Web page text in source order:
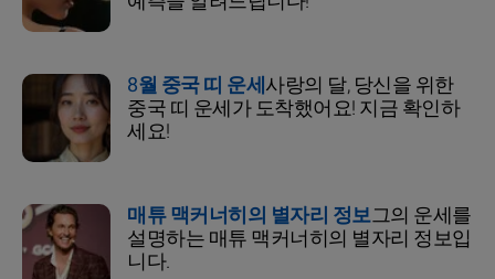
8월 중국 띠 운세사랑의 달, 당신을 위한
중국 띠 운세가 도착했어요! 지금 확인하
세요!
매튜 맥커너히의 별자리 정보그의 운세를
설명하는 매튜 맥커너히의 별자리 정보입
니다.